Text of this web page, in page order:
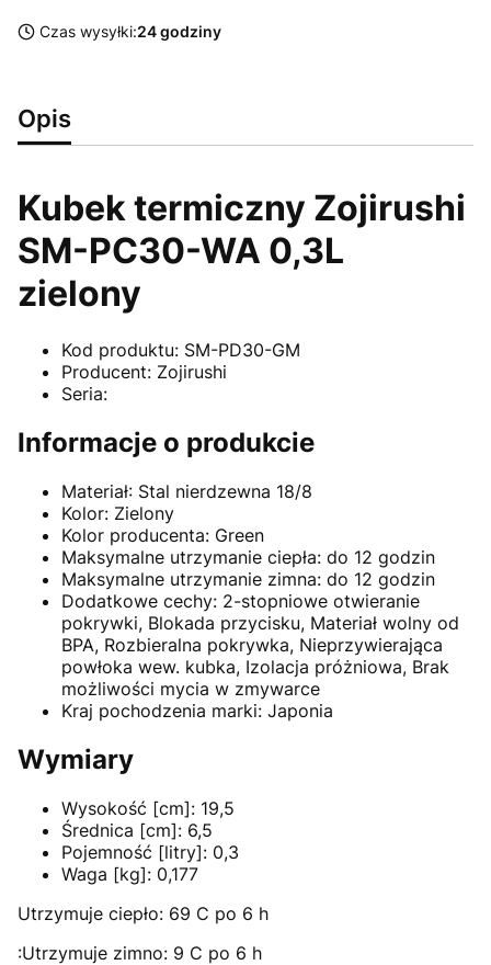
Czas wysyłki:24 godziny
Opis
Kubek termiczny Zojirushi
SM-PC30-WA 0,3L
zielony
Kod produktu: SM-PD30-GM
Producent: Zojirushi
Seria:
Informacje o produkcie
Materiał: Stal nierdzewna 18/8
Kolor: Zielony
Kolor producenta: Green
Maksymalne utrzymanie ciepła: do 12 godzin
Maksymalne utrzymanie zimna: do 12 godzin
Dodatkowe cechy: 2-stopniowe otwieranie
pokrywki, Blokada przycisku, Materiał wolny od
BPA, Rozbieralna pokrywka, Nieprzywierająca
powłoka wew. kubka, Izolacja próżniowa, Brak
możliwości mycia w zmywarce
Kraj pochodzenia marki: Japonia
Wymiary
Wysokość [cm]: 19,5
Średnica [cm]: 6,5
Pojemność [litry]: 0,3
Waga [kg]: 0,177
Utrzymuje ciepło: 69 C po 6 h
:Utrzymuje zimno: 9 C po 6 h